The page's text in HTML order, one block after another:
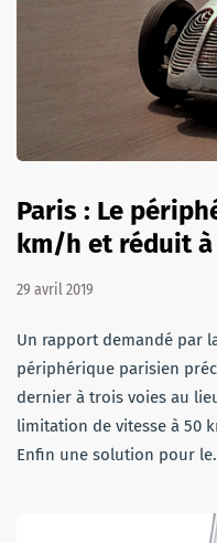
Paris : Le
km/h et réduit à
29 avril 2019
Un rapport demandé par
périphérique parisien
dernier à trois voies au
limitation de vitesse à 50
Enfin une solution pour